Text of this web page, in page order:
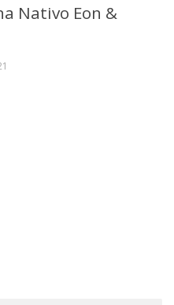
Nativo Eon &